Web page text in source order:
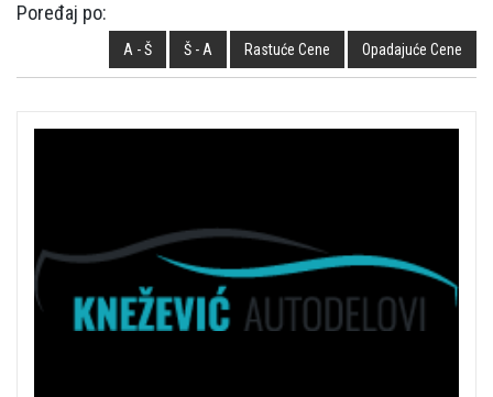
Poređaj po:
A - Š Š - A Rastuće Cene Opadajuće Cene